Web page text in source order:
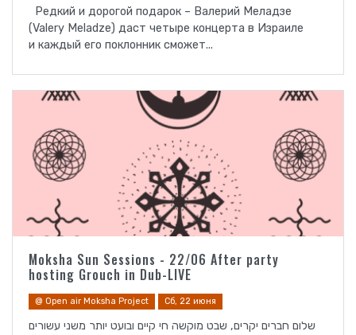
Редкий и дорогой подарок – Валерий Меладзе
(Valery Meladze) даст четыре концерта в Израиле
и каждый его поклонник сможет...
Moksha Sun Sessions - 22/06 After party
hosting Grouch in Dub-LIVE
@ Open air Moksha Project Сб, 22 июня
שלום חברים יקרים, שבט מוקשה חי קיים ובועט יותר משני עשורים